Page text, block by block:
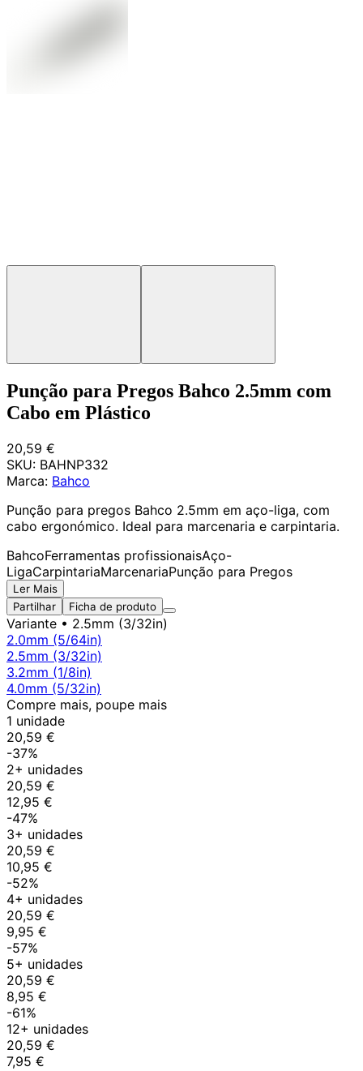
Punção para Pregos Bahco 2.5mm com
Cabo em Plástico
20,59 €
SKU: BAHNP332
Marca: Bahco
Punção para pregos Bahco 2.5mm em aço-liga, com
cabo ergonómico. Ideal para marcenaria e carpintaria.
BahcoFerramentas profissionaisAço-
LigaCarpintariaMarcenariaPunção para Pregos
Ler Mais
Partilhar
Ficha de produto
Variante • 2.5mm (3/32in)
2.0mm (5/64in)
2.5mm (3/32in)
3.2mm (1/8in)
4.0mm (5/32in)
Compre mais, poupe mais
1 unidade
20,59 €
-37%
2+ unidades
20,59 €
12,95 €
-47%
3+ unidades
20,59 €
10,95 €
-52%
4+ unidades
20,59 €
9,95 €
-57%
5+ unidades
20,59 €
8,95 €
-61%
12+ unidades
20,59 €
7,95 €